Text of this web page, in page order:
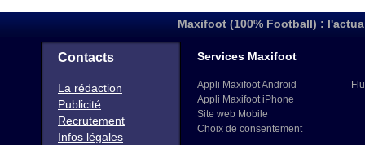
Maxifoot (100% Football) :
Contacts
La rédaction
Publicité
Recrutement
Infos légales
Services Maxifoot
Appli Maxifoot Android
Appli Maxifoot iPhone
Site web Mobile
Choix de consentement